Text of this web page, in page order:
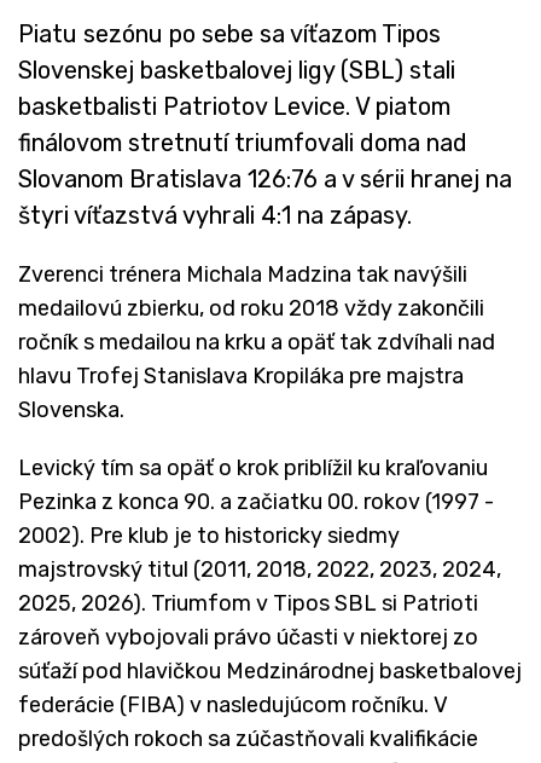
Piatu sezónu po sebe sa víťazom Tipos
Slovenskej basketbalovej ligy (SBL) stali
basketbalisti Patriotov Levice. V piatom
finálovom stretnutí triumfovali doma nad
Slovanom Bratislava 126:76 a v sérii hranej na
štyri víťazstvá vyhrali 4:1 na zápasy.
Zverenci trénera Michala Madzina tak navýšili
medailovú zbierku, od roku 2018 vždy zakončili
ročník s medailou na krku a opäť tak zdvíhali nad
hlavu Trofej Stanislava Kropiláka pre majstra
Slovenska.
Levický tím sa opäť o krok priblížil ku kraľovaniu
Pezinka z konca 90. a začiatku 00. rokov (1997 -
2002). Pre klub je to historicky siedmy
majstrovský titul (2011, 2018, 2022, 2023, 2024,
2025, 2026). Triumfom v Tipos SBL si Patrioti
zároveň vybojovali právo účasti v niektorej zo
súťaží pod hlavičkou Medzinárodnej basketbalovej
federácie (FIBA) v nasledujúcom ročníku. V
predošlých rokoch sa zúčastňovali kvalifikácie